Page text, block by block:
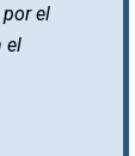
el
el